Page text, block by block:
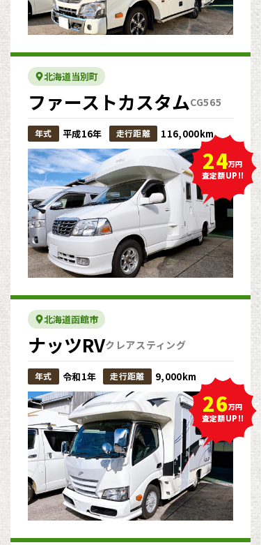
北海道当別町
ファーストカスタムCG565
年式 平成16年 走行距離 116,000km
24万円
査定額UP!!
北海道函館市
ナッツRVクレアスティング
年式 令和1年 走行距離 9,000km
26万円
査定額UP!!